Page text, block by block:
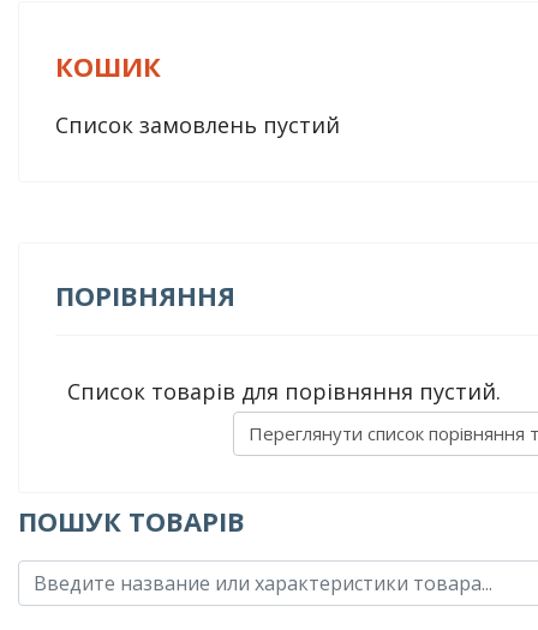
КОШИК
Список замовлень пустий
ПОРІВНЯННЯ
Список товарів для порівняння пустий.
Переглянути список порівняння
ПОШУК ТОВАРІВ